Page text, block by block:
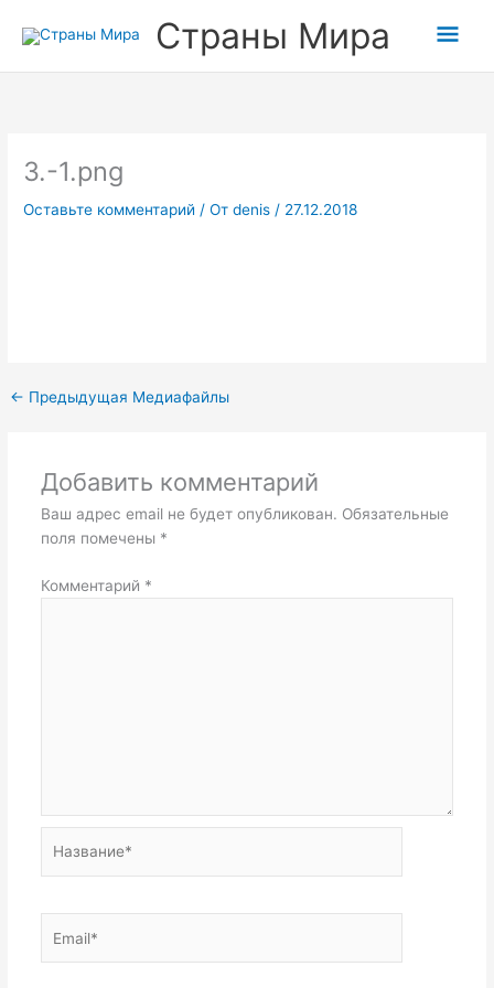
Страны Мира
3.-1.png
Оставьте комментарий / Отdenis/ 27.12.2018
← Предыдущая Медиафайлы
Добавить комментарий
Ваш адрес email не будет опубликован. Обязательные
поля помечены *
Комментарий *
вверх